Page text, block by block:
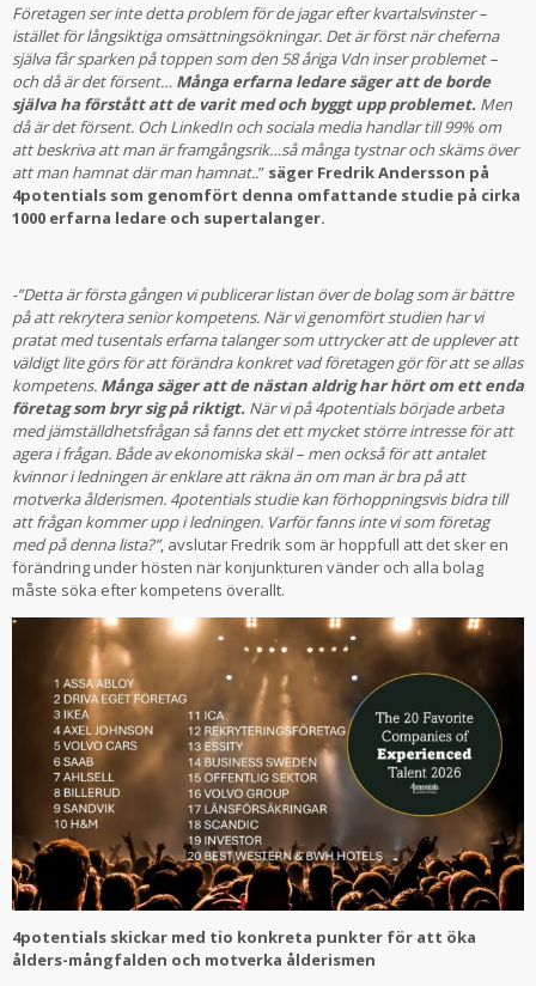
Företagen ser inte detta problem för de jagar efter kvartalsvinster –
istället för långsiktiga omsättningsökningar. Det är först när cheferna
själva får sparken på toppen som den 58 åriga Vdn inser problemet –
och då är det försent… Många erfarna ledare säger att de borde
själva ha förstått att de varit med och byggt upp problemet. Men
då är det försent. Och LinkedIn och sociala media handlar till 99% om
att beskriva att man är framgångsrik…så många tystnar och skäms över
att man hamnat där man hamnat..” säger Fredrik Andersson på
4potentials som genomfört denna omfattande studie på cirka
1000 erfarna ledare och supertalanger.
-”Detta är första gången vi publicerar listan över de bolag som är bättre
på att rekrytera senior kompetens. När vi genomfört studien har vi
pratat med tusentals erfarna talanger som uttrycker att de upplever att
väldigt lite görs för att förändra konkret vad företagen gör för att se allas
kompetens. Många säger att de nästan aldrig har hört om ett enda
företag som bryr sig på riktigt. När vi på 4potentials började arbeta
med jämställdhetsfrågan så fanns det ett mycket större intresse för att
agera i frågan. Både av ekonomiska skäl – men också för att antalet
kvinnor i ledningen är enklare att räkna än om man är bra på att
motverka ålderismen. 4potentials studie kan förhoppningsvis bidra till
att frågan kommer upp i ledningen. Varför fanns inte vi som företag
med på denna lista?”, avslutar Fredrik som är hoppfull att det sker en
förändring under hösten när konjunkturen vänder och alla bolag
måste söka efter kompetens överallt.
4potentials skickar med tio konkreta punkter för att öka
ålders-mångfalden och motverka ålderismen